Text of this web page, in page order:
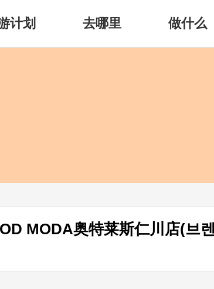
计划 去哪里 做什么
MODA奥特莱斯仁川店(브